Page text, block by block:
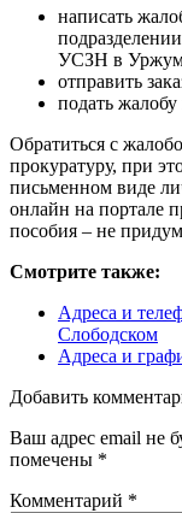
написать
УСЗН в
отправить
подать
Обратиться с
прокуратуру, при
письменном виде
онлайн на портале
пособия – не
Смотрите также:
Адреса и
Слободском
Адреса и
Добавить
Ваш адрес email не
помечены *
Комментарий *